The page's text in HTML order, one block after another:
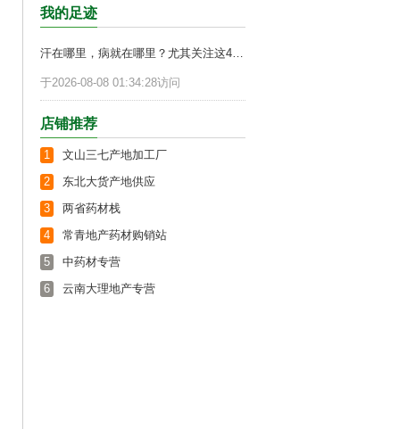
我的足迹
汗在哪里，病就在哪里？尤其关注这4个部位
于2026-08-08 01:34:28访问
店铺推荐
1
文山三七产地加工厂
2
东北大货产地供应
3
两省药材栈
4
常青地产药材购销站
5
中药材专营
6
云南大理地产专营